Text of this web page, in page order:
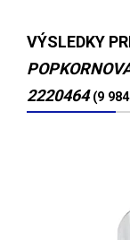
VÝSLEDKY
2220464 (9